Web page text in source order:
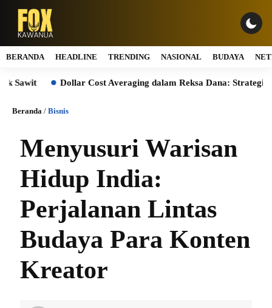
BERANDA HEADLINE TRENDING NASIONAL BUDAYA
Cost Averaging dalam Reksa Dana: Strategi Investasi
Beranda / Bisnis
Menyusuri Warisan
Hidup India:
Perjalanan Lintas
Budaya Para Konten
Kreator